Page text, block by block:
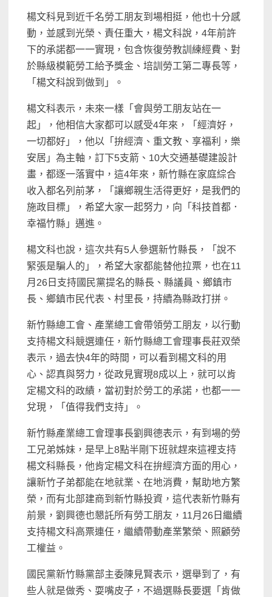
楊文科見到近千名勞工朋友到場相挺，他也十分感
動，並感到光榮、責任重大，楊文科說，4年前許
下的承諾都一一實現，包含恢復勞教訓練經費、對
於縣級模範勞工給予獎金、培訓勞工第二專長等，
「楊文科說到做到」。
楊文科表示，未來一樣「會與勞工朋友站在一
起」，他相信大家都可以感受4年來，「經濟好，
一切都好」，他以「拚經濟、重文教、享福利，樂
安居」為主軸，訂下5支箭、10大交通基礎建設計
畫，都逐一落實中，這4年來，新竹縣在家庭綜合
收入都名列前茅，「讓鄉親生活得更好，是我們的
施政目標」，希望大家一起努力，向「科技首都．
幸福竹縣」邁進。
楊文科也說，這次共有5人參選新竹縣長，「說不
緊張是騙人的」，希望大家都能替他拉票，也在11
月26日支持國民黨提名的縣長、縣議員、鄉鎮市
長、鄉鎮市民代表、村里長，持續為縣政打拼。
新竹縣總工會、產業總工會帶領勞工朋友，以行動
支持楊文科競選連任，新竹縣總工會理事長莊双榮
表示，過去快4年的時間，可以看到楊文科的用
心、認真與努力，從政見實現8成以上，就可以肯
定楊文科的政績，當初對於勞工的承諾，也都一一
兌現，「值得我們支持」。
新竹縣產業總工會理事長劉興德表示，有到場的勞
工兄弟姊妹，是早上8點半剛下班就趕來這裡支持
楊文科縣長，他肯定楊文科在拚經濟方面的用心，
讓新竹子弟都能在地就業、在地消費，幫助地方繁
榮，而有北部建商到新竹縣投資，這代表新竹縣有
前景，劉興德也懇託所有勞工朋友，11月26日繼續
支持楊文科高票連任，繼續帶動產業繁榮、照顧勞
工權益。
國民黨新竹縣黨部主委陳見賢表示，選舉到了，有
些人就是做秀、耍嘴皮子，不過選縣長要選「肯做